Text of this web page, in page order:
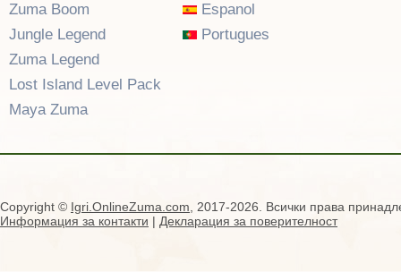
Zuma Boom
Jungle Legend
Zuma Legend
Lost Island Level Pack
Maya Zuma
Espanol
Portugues
Copyright © Igri.OnlineZuma.com , 2017-2026. Всички права
Информация за контакти | Декларация за поверителност